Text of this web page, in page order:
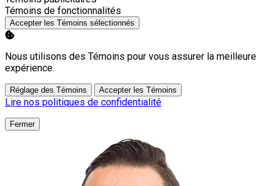
Activer
Témoins de fonctionnalités
Accepter les Témoins sélectionnés
Nous utilisons des Témoins pour vous assurer la meilleure
expérience.
Réglage des Témoins Accepter les Témoins
Lire nos politiques de confidentialité
Fermer